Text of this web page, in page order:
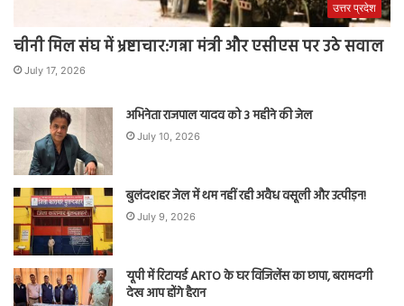
उत्तर प्रदेश
चीनी मिल संघ में भ्रष्टाचार:गन्ना मंत्री और एसीएस पर उठे सवाल
July 17, 2026
अभिनेता राजपाल यादव को 3 महीने की जेल
July 10, 2026
बुलंदशहर जेल में थम नहीं रही अवैध वसूली और उत्पीड़न!
July 9, 2026
यूपी में रिटायर्ड ARTO के घर विजिलेंस का छापा, बरामदगी
देख आप होंगे हैरान